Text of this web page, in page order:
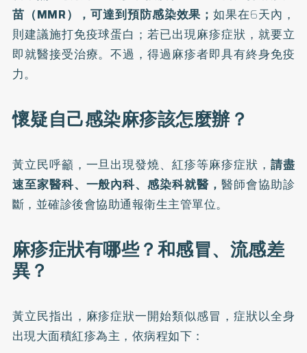
苗（MMR），可達到預防感染效果； 如果在6天內，
則建議施打免疫球蛋白；若已出現麻疹症狀，就要立
即就醫接受治療。不過，得過麻疹者即具有終身免疫
力。
懷疑自己感染麻疹該怎麼辦？
黃立民呼籲，一旦出現發燒、紅疹等麻疹症狀， 請盡
速至家醫科、一般內科、感染科就醫， 醫師會協助診
斷，並確診後會協助通報衛生主管單位。
麻疹症狀有哪些？和感冒、流感差
異？
黃立民指出，麻疹症狀一開始類似感冒 ，症狀以全身
出現大面積紅疹為主，依病程如下：